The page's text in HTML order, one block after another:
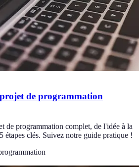
de programmation
de programmation complet, de l'idée à la
étapes clés. Suivez notre guide pratique !